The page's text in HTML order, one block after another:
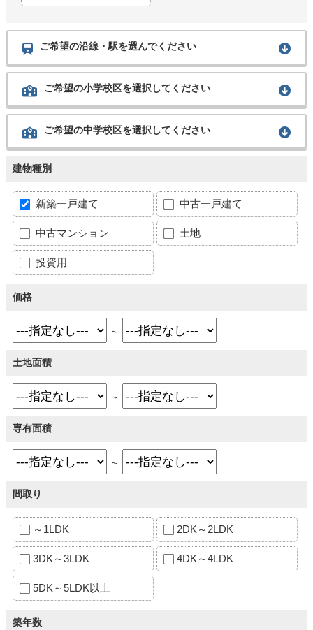
ご希望の沿線・駅を選んでください
ご希望の小学校区を選択してください
ご希望の中学校区を選択してください
建物種別
新築一戸建て 中古一戸建て
中古マンション 土地
投資用
価格
～
土地面積
～
専有面積
～
間取り
～1LDK 2DK～2LDK
3DK～3LDK 4DK～4LDK
5DK～5LDK以上
築年数